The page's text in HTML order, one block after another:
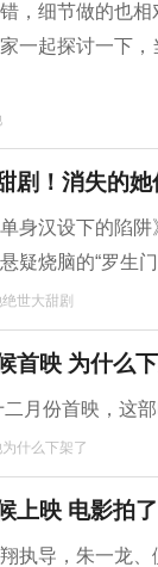
，细节做的也
一起探讨一下
剧！消失的
身汉设下的陷
疑烧脑的“罗生门
世大甜剧
首映 为什么
月份首映，这
什么下架了
上映 电影拍
执导，朱一龙